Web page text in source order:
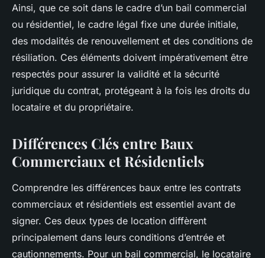
Ainsi, que ce soit dans le cadre d’un bail commercial
ou résidentiel, le cadre légal fixe une durée initiale,
des modalités de renouvellement et des conditions de
résiliation. Ces éléments doivent impérativement être
respectés pour assurer la validité et la sécurité
juridique du contrat, protégeant à la fois les droits du
locataire et du propriétaire.
Différences Clés entre Baux
Commerciaux et Résidentiels
Comprendre les différences baux entre les contrats
commerciaux et résidentiels est essentiel avant de
signer. Ces deux types de location diffèrent
principalement dans leurs conditions d’entrée et
cautionnements. Pour un bail commercial, le locataire